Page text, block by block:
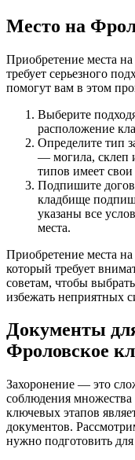
Место на
Приобретение места
требует серьезного
помогут вам в этом
Выберите
расположение
Определите тип
— могила, склеп
типов имеет
Подпишите
кладбище
указаны все
места.
Приобретение места
который требует
советам, чтобы
избежать неприятных
Документы
Фроловское
Захоронение — это
соблюдения
ключевых этапов
документов.
нужно подготовить